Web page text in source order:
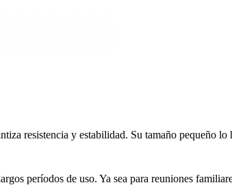
resistencia y estabilidad. Su tamaño pequeño lo
períodos de uso. Ya sea para reuniones